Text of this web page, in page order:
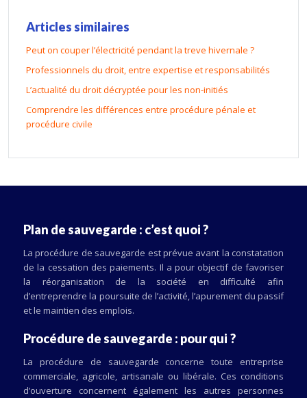
Articles similaires
Peut on couper l’électricité pendant la treve hivernale ?
Professionnels du droit, entre expertise et responsabilités
L’actualité du droit décryptée pour les non-initiés
Comprendre les différences entre procédure pénale et
procédure civile
Plan de sauvegarde : c’est quoi ?
La procédure de sauvegarde est prévue avant la constatation
de la cessation des paiements. Il a pour objectif de favoriser
la réorganisation de la société en difficulté afin
d’entreprendre la poursuite de l’activité, l’apurement du passif
et le maintien des emplois.
Procédure de sauvegarde : pour qui ?
La procédure de sauvegarde concerne toute entreprise
commerciale, agricole, artisanale ou libérale. Ces conditions
d’ouverture concernent également les autres personnes